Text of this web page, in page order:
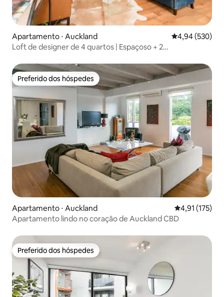
Apartamento ⋅ Auckland 4,94 de uma
4,94 (530)
Loft de designer de 4 quartos | Espaçoso + 2
Preferido dos hóspedes
Preferido dos hóspedes
Apartamento ⋅ Auckland 4,91 de uma
4,91 (175)
Apartamento lindo no coração de Auckland CBD
Preferido dos hóspedes
Preferido dos hóspedes